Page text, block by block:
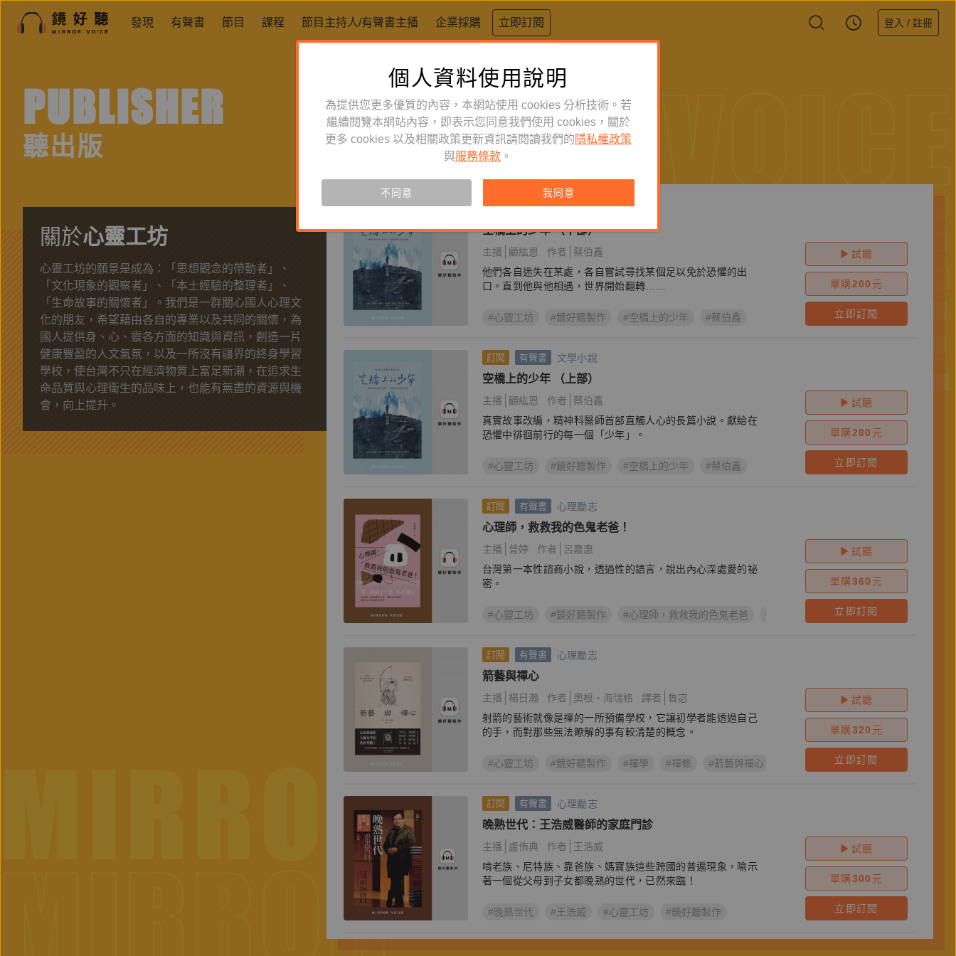
發現 有聲書 節目 課程 節目主持人/有聲書主播 企業採購 立即訂閱 登入 / 註冊
PUBLISHER
聽出版
關於心靈工坊
心靈工坊的願景是成為：「思想觀念的帶動者」、
「文化現象的觀察者」、「本土經驗的整理者」、
「生命故事的關懷者」。我們是一群關心國人心理文
化的朋友，希望藉由各自的專業以及共同的關懷，為
國人提供身、心、靈各方面的知識與資訊，創造一片
健康豐盈的人文氣氛，以及一所沒有疆界的終身學習
學校，使台灣不只在經濟物質上富足新潮，在追求生
命品質與心理衛生的品味上，也能有無盡的資源與機
會，向上提升。
訂閱 有聲書 文學小說
空橋上的少年 （下部）
主播 顧紘恩 作者
蔡伯鑫
他們各自迷失在某處，各自嘗試尋找某個足以免於恐懼的出
口。直到他與他相遇，世界開始翻轉……
#心靈工坊 #鏡好聽製作 #空橋上的少年 #蔡伯鑫
試聽
單購200 元
立即訂閱
訂閱 有聲書 文學小說
空橋上的少年 （上部）
主播 顧紘恩 作者
蔡伯鑫
真實故事改編，精神科醫師首部直觸人心的長篇小說。獻給在
恐懼中徘徊前行的每一個「少年」。
#心靈工坊 #鏡好聽製作 #空橋上的少年 #蔡伯鑫
試聽
單購280 元
立即訂閱
訂閱 有聲書 心理勵志
心理師，救救我的色鬼老爸！
主播 曾婷 作者
呂嘉惠
台灣第一本性諮商小說，透過性的語言，說出內心深處愛的祕
密。
#心靈工坊 #鏡好聽製作 #心理師，救救我的色鬼老爸 #呂嘉惠
試聽
單購360 元
立即訂閱
訂閱 有聲書 心理勵志
箭藝與禪心
主播 楊日瀚 作者 奧根‧海瑞格 譯者
魯宓
射箭的藝術就像是禪的一所預備學校，它讓初學者能透過自己
的手，而對那些無法瞭解的事有較清楚的概念。
#心靈工坊 #鏡好聽製作 #禪學 #禪修 #箭藝與禪心 #奧根海瑞格 #鈴木大拙
試聽
單購320 元
立即訂閱
訂閱 有聲書 心理勵志
晚熟世代：王浩威醫師的家庭門診
主播 盧侑典 作者
王浩威
啃老族、尼特族、靠爸族、媽寶族這些跨國的普遍現象，喻示
著一個從父母到子女都晚熟的世代，已然來臨！
#晚熟世代 #王浩威 #心靈工坊 #鏡好聽製作
試聽
單購300 元
立即訂閱
MIRROR
MIRROR
VOICE
VOICE
個人資料使用說明
為提供您更多優質的內容，本網站使用 cookies 分析技術。若
繼續閱覽本網站內容，即表示您同意我們使用 cookies，關於
更多 cookies 以及相關政策更新資訊請閱讀我們的 隱私權政策
與服務條款 。
不同意 我同意